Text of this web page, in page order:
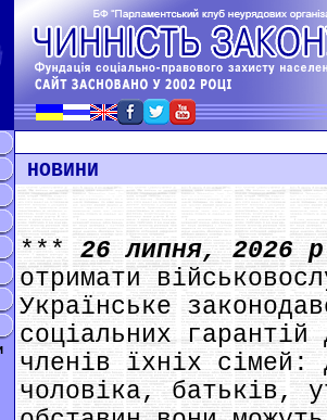
НОВИНИ
***26 липня, 2026
отримати
Українське
соціальних гарантій
членів їхніх сімей:
чоловіка, батьків,